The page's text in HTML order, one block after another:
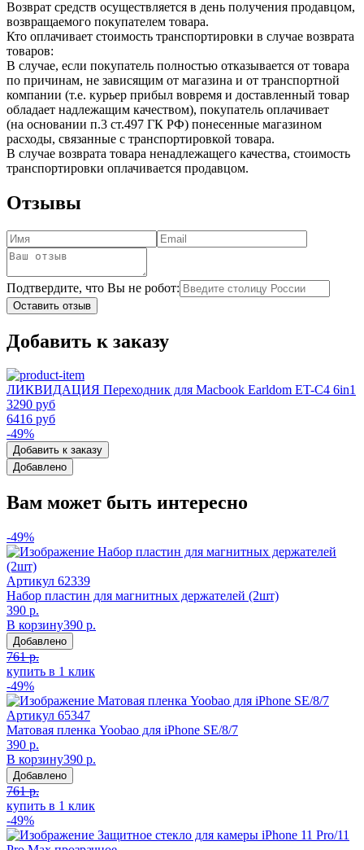
Возврат средств осуществляется в день получения продавцом,
возвращаемого покупателем товара.
Кто оплачивает стоимость транспортировки в случае возврата
товаров:
В случае, если покупатель полностью отказывается от товара
по причинам, не зависящим от магазина и от транспортной
компании (т.е. курьер прибыл вовремя и доставленный товар
обладает надлежащим качеством), покупатель оплачивает
(на основании п.3 ст.497 ГК РФ) понесенные магазином
расходы, связанные с транспортировкой товара.
В случае возврата товара ненадлежащего качества, стоимость
транспортировки оплачивается продавцом.
Отзывы
Подтвердите, что Вы не робот:
Оставить отзыв
Добавить к заказу
ЛИКВИДАЦИЯ Переходник для Macbook Earldom ET-C4 6in1
3290 руб
6416 руб
-49%
Добавить к заказу
Добавлено
Вам может быть интересно
-49%
Артикул 62339
Набор пластин для магнитных держателей (2шт)
390 р.
В корзину390 р.
Добавлено
761 р.
купить в 1 клик
-49%
Артикул 65347
Матовая пленка Yoobao для iPhone SE/8/7
390 р.
В корзину390 р.
Добавлено
761 р.
купить в 1 клик
-49%